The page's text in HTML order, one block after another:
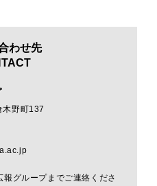
わせ先
野町137
グループまでご連絡くださ